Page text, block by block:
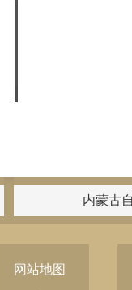
内蒙古
网站地图